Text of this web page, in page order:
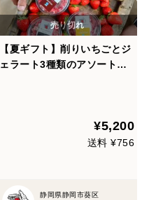
【夏ギフト】削りいちごとジ
ェラート3種類のアソートパ
¥5,200
送料 ¥756
静岡県静岡市葵区